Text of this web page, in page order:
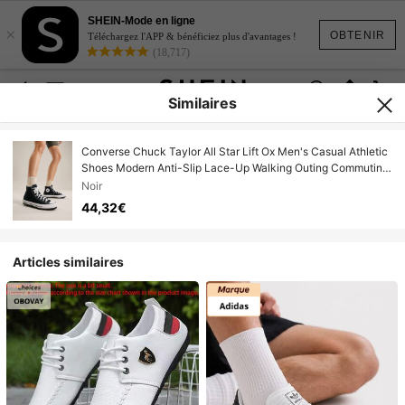
OBTENIR
×
SHEIN-Mode en ligne
Téléchargez l'APP & bénéficiez plus d'avantages !
(18,717)
Similaires
Converse Chuck Taylor All Star Lift Ox Men's Casual Athletic
Shoes Modern Anti-Slip Lace-Up Walking Outing Commuting
Black A06776C
Noir
44,32€
Articles similaires